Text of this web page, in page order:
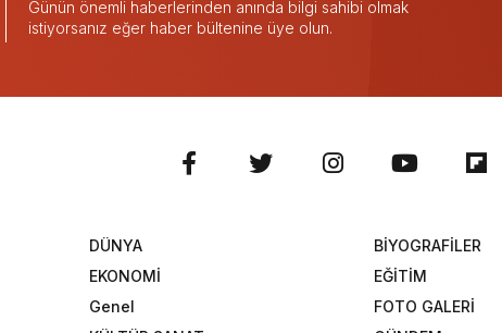
Günün önemli haberlerinden anında bilgi sahibi olmak
istiyorsanız eğer haber bültenine üye olun.
DÜNYA
EKONOMİ
Genel
BİYOGRAFİLER
EĞİTİM
FOTO GALERİ